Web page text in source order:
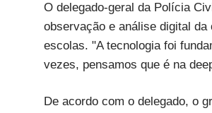
O delegado-geral da Polícia
observação e análise digital
escolas. "A tecnologia foi
vezes, pensamos que é na
De acordo com o delegado, o